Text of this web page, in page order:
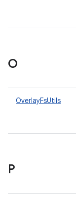
O
OverlayFsUtils
P